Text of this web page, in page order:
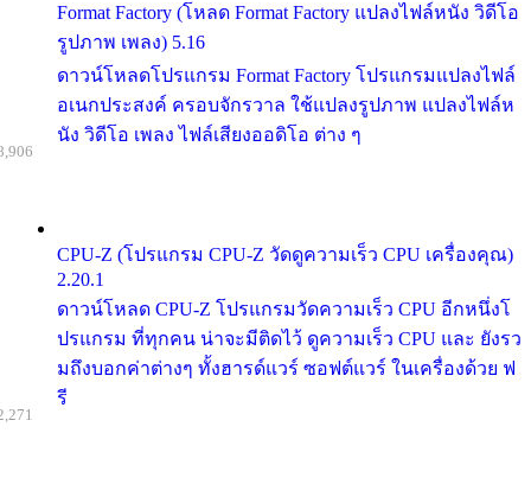
Format Factory (โหลด Format Factory แปลงไฟล์หนัง วิดีโอ
รูปภาพ เพลง) 5.16
ดาวน์โหลดโปรแกรม Format Factory โปรแกรมแปลงไฟล์
อเนกประสงค์ ครอบจักรวาล ใช้แปลงรูปภาพ แปลงไฟล์ห
นัง วิดีโอ เพลง ไฟล์เสียงออดิโอ ต่าง ๆ
CPU-Z (โปรแกรม CPU-Z วัดดูความเร็ว CPU เครื่องคุณ)
2.20.1
ดาวน์โหลด CPU-Z โปรแกรมวัดความเร็ว CPU อีกหนึ่งโ
ปรแกรม ที่ทุกคน น่าจะมีติดไว้ ดูความเร็ว CPU และ ยังรว
มถึงบอกค่าต่างๆ ทั้งฮารด์แวร์ ซอฟต์แวร์ ในเครื่องด้วย ฟ
รี